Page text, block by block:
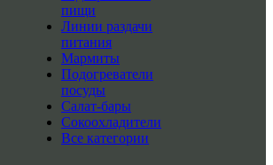
пищи
Линии раздачи
питания
Мармиты
Подогреватели
посуды
Салат-бары
Сокоохладители
Все категории